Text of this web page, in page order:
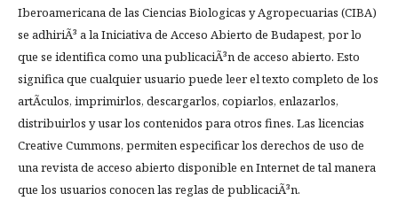
Iberoamericana de las Ciencias Biologicas y Agropecuarias (CIBA)
se adhiriÃ³ a la Iniciativa de Acceso Abierto de Budapest, por lo
que se identifica como una publicaciÃ³n de acceso abierto. Esto
significa que cualquier usuario puede leer el texto completo de los
artÃ­culos, imprimirlos, descargarlos, copiarlos, enlazarlos,
distribuirlos y usar los contenidos para otros fines. Las licencias
Creative Cummons, permiten especificar los derechos de uso de
una revista de acceso abierto disponible en Internet de tal manera
que los usuarios conocen las reglas de publicaciÃ³n.